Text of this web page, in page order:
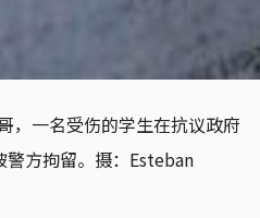
，一名受伤的学生在抗议政府
方拘留。摄：Esteban